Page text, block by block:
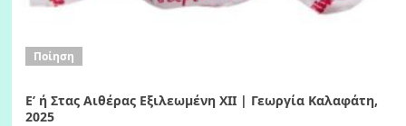
Ποίηση
Ε’ ή Στας Αιθέρας Εξιλεωμένη ΧΙI | Γεωργία Καλαφάτη,
2025